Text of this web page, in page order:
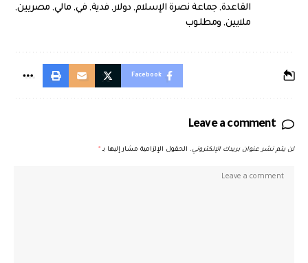
القاعدة,جماعة نصرة الإسلام, دولار , فدية, في, مالي, مصريين,
ملايين, ومطلوب
Facebook
Leave a comment
لن يتم نشر عنوان بريدك الإلكتروني. الحقول الإلزامية مشار إليها بـ *